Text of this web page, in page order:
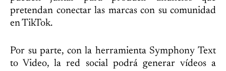
pretendan conectar las marcas con su comunidad
en TikTok.
Por su parte, con la herramienta Symphony Text
to Video, la red social podrá generar vídeos a